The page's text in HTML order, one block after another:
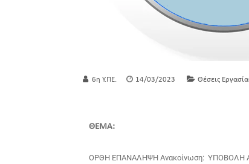
6η Υ.ΠΕ. 14/03/2023 Θέσεις
ΘΕΜΑ:
ΟΡΘΗ ΕΠΑΝΑΛΗΨΗ Ανακοίνωση: ΥΠΟΒΟΛΗ